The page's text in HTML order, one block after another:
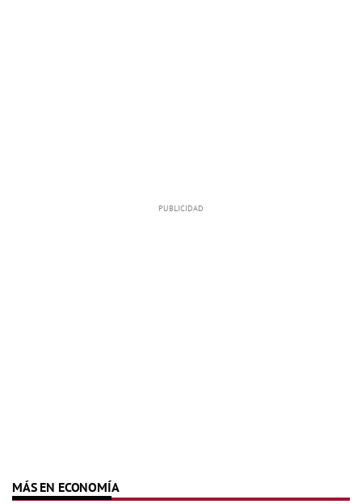
MÁS EN ECONOMÍA